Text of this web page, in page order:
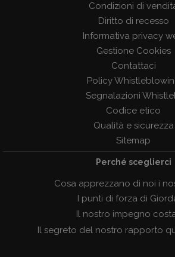
Condizioni di
Diritto di recesso
Informativa privacy
Gestione Cookies
Contattaci
Policy
Segnalazioni
Codice etico
Qualità e sicurezza
Sitemap
Perché sceglierci
Cosa apprezzano di noi i
I punti di forza di
Il nostro impegno
Il segreto del nostro rapporto